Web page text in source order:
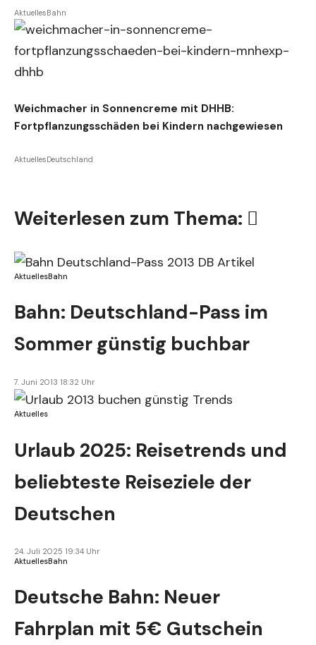
AktuellesBahn
Weichmacher in Sonnencreme mit DHHB:
Fortpflanzungsschäden bei Kindern nachgewiesen
AktuellesDeutschland
Weiterlesen zum Thema:
AktuellesBahn
Bahn: Deutschland-Pass im
Sommer günstig buchbar
7. Juni 2013 18:32 Uhr
Aktuelles
Urlaub 2025: Reisetrends und
beliebteste Reiseziele der
Deutschen
24. Juli 2025 19:34 Uhr
AktuellesBahn
Deutsche Bahn: Neuer
Fahrplan mit 5€ Gutschein